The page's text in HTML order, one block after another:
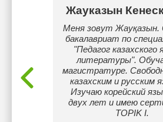
с
Жауказын
Меня зовут Жауқазын.
бакалавриат по
"Педагог казахского
литературы".
магистратуре.
казахским и русским
Изучаю корейский
двух лет и имею
TOPIK I.